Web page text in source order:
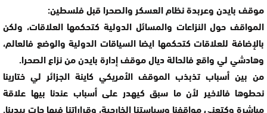
موقف بايدن وعربدة نظام العسكر والصحرا قبل فلسطين:
المواقف حول النزاعات والمسائل الدولية كتحكمها العلاقات، ولكن
بالإضافة للعلاقات كتحكمها ايضا السياقات الدولية والوضع فالعالم،
وهادشي لي واقع فالحالة ديال موقف إدارة بايدن من نزاع الصحرا.
من بين أسباب تذبذب الموقف الأمريكي كاينة الجزائر لي ختارينا
نحطوها فالاخير لأن ما سبق كيهدر على أسباب عندنا بيها علاقة
مباشرة وكتعني مواقفنا وسياستنا الخارجية، وقراراتنا فيها جات بيدينا.